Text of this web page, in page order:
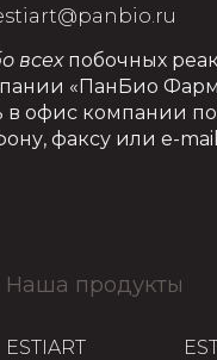
всехпобочных
«ПанБио
в офис компании по
факсу или e-
Наша продукты
ESTIART